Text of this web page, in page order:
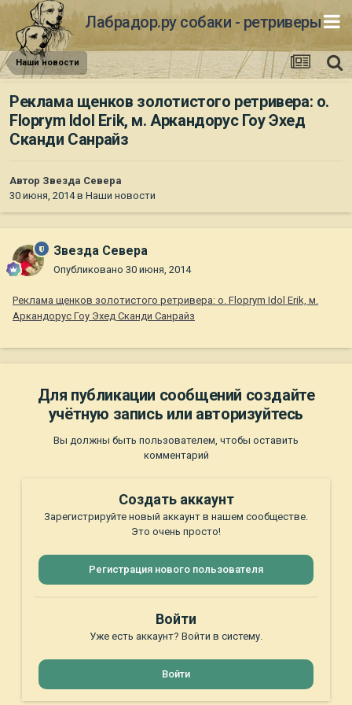
Лабрадор.ру собаки - ретриверы
Наши новости
Реклама щенков золотистого ретривера: о.
Floprym Idol Erik, м. Аркандорус Гоу Эхед
Сканди Санрайз
Автор Звезда Севера
30 июня, 2014в Наши новости
Звезда Севера
Опубликовано 30 июня, 2014
Реклама щенков золотистого ретривера: о. Floprym Idol Erik, м.
Аркандорус Гоу Эхед Сканди Санрайз
Для публикации сообщений создайте
учётную запись или авторизуйтесь
Вы должны быть пользователем, чтобы оставить
комментарий
Создать аккаунт
Зарегистрируйте новый аккаунт в нашем сообществе.
Это очень просто!
Регистрация нового пользователя
Войти
Уже есть аккаунт? Войти в систему.
Войти